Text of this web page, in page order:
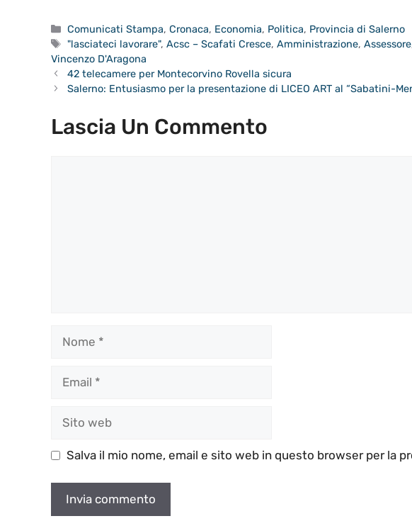
Categorie
Comunicati Stampa,Cronaca, Economia, Politica, Provincia di Salerno
Tag
"lasciateci lavorare",Acsc – Scafati Cresce,Amministrazione,Assessore
Vincenzo D'Aragona
42 telecamere per Montecorvino Rovella sicura
Salerno: Entusiasmo per la presentazione di LICEO ART al “Sabatini-
Lascia Un Commento
Salva il mio nome, email e sito web in questo browser per la